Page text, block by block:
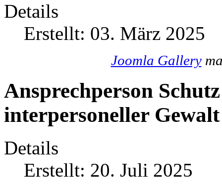
Details
Erstellt: 03. März 2025
Joomla Gallery
Ansprechperson
interpersoneller Gewalt
Details
Erstellt: 20. Juli 2025